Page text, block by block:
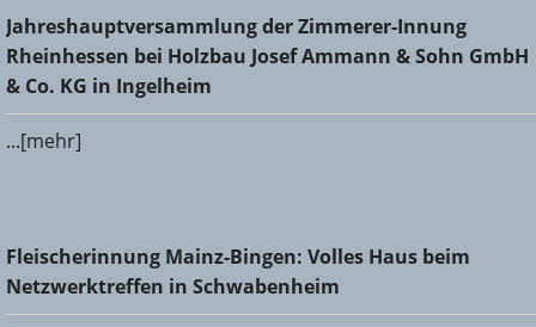
Jahreshauptversammlung der Zimmerer-Innung
Rheinhessen bei Holzbau Josef Ammann & Sohn GmbH &
Co. KG in Ingelheim
Jahreshauptversammlung der Zimmerer-Innung
Rheinhessen bei Holzbau Josef Ammann & Sohn GmbH
& Co. KG in Ingelheim
...[mehr]
Fleischerinnung Mainz-Bingen: Volles Haus beim
Netzwerktreffen in Schwabenheim
Fleischerinnung Mainz-Bingen: Volles Haus beim
Netzwerktreffen in Schwabenheim